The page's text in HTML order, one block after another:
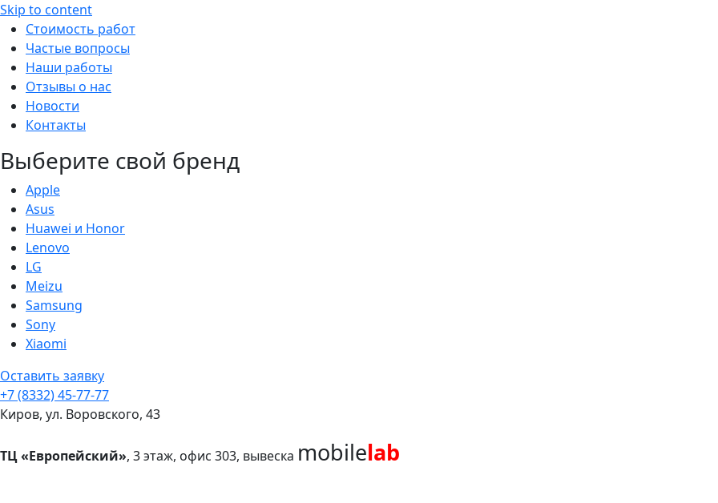
Skip to content
Стоимость работ
Частые вопросы
Наши работы
Отзывы о нас
Новости
Контакты
Выберите свой бренд
Apple
Asus
Huawei и Honor
Lenovo
LG
Meizu
Samsung
Sony
Xiaomi
Оставить заявку
+7 (8332) 45-77-77
Киров, ул. Воровского, 43
ТЦ «Европейский», 3 этаж, офис 303, вывеска mobilelab